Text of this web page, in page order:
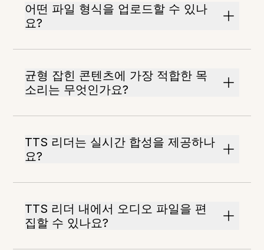
어떤 파일 형식을 업로드할 수 있나
요?
균형 잡힌 콘텐츠에 가장 적합한 목
소리는 무엇인가요?
TTS 리더는 실시간 합성을 제공하나
요?
TTS 리더 내에서 오디오 파일을 편
집할 수 있나요?